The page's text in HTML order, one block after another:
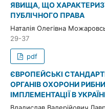
ЯВИЩА, ЩО
ПУБЛІЧНОГО ПРАВА
Наталія Олегівна
29-37
pdf
ЄВРОПЕЙСЬКІ
ОРГАНІВ ОХОРОНИ
ІМПЛЕМЕНТАЦІЇ В УКРАЇНІ